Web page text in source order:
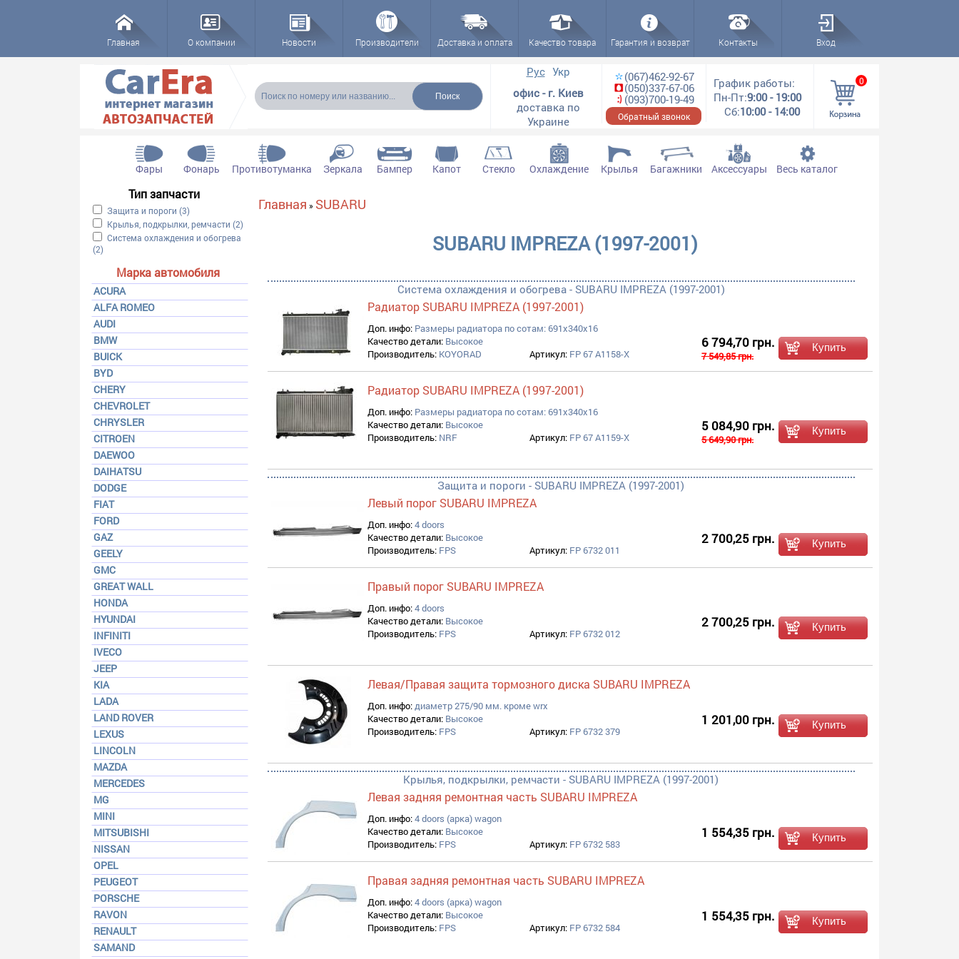
Главная О компании Новости Производители Доставка и оплата Качество товара Гарантия и возврат Контакты Вход
Рус Укр
офис - г. Киев
доставка по
Украине
(067)462-92-67
(050)337-67-06
(093)700-19-49
Обратный звонок
График работы:
Пн-Пт:9:00 - 19:00
Сб:10:00 - 14:00
0
Фары Фонарь Противотуманка Зеркала Бампер Капот Стекло Охлаждение Крылья Багажники Аксессуары Весь каталог
Тип запчасти
Apply Защита и пороги filter
Защита и пороги (3)Apply Защита и пороги filter
Apply Крылья, подкрылки, ремчасти filter
Крылья, подкрылки, ремчасти (2)Apply Крылья, подкрылки, ремчасти filter
Apply Система охлаждения и обогрева filter
Система охлаждения и обогрева
(2)
Марка автомобиля
ACURA
ALFA ROMEO
AUDI
BMW
BUICK
BYD
CHERY
CHEVROLET
CHRYSLER
CITROEN
DAEWOO
DAIHATSU
DODGE
FIAT
FORD
GAZ
GEELY
GMC
GREAT WALL
HONDA
HYUNDAI
INFINITI
IVECO
JEEP
KIA
LADA
LAND ROVER
LEXUS
LINCOLN
MAZDA
MERCEDES
MG
MINI
MITSUBISHI
NISSAN
OPEL
PEUGEOT
PORSCHE
RAVON
RENAULT
SAMAND
Вы здесь
Главная » SUBARU
SUBARU IMPREZA (1997-2001)
Система охлаждения и обогрева - SUBARU IMPREZA (1997-2001)
Радиатор SUBARU IMPREZA (1997-2001)
Доп. инфо: Размеры радиатора по сотам: 691x340x16
Качество детали: Высокое
Производитель: KOYORAD Артикул: FP 67 A1158-X
6 794,70 грн.
7 549,85 грн.
Радиатор SUBARU IMPREZA (1997-2001)
Доп. инфо: Размеры радиатора по сотам: 691x340x16
Качество детали: Высокое
Производитель: NRF Артикул: FP 67 A1159-X
5 084,90 грн.
5 649,90 грн.
Защита и пороги - SUBARU IMPREZA (1997-2001)
Левый порог SUBARU IMPREZA
Доп. инфо:4 doors
Качество детали: Высокое
Производитель: FPS Артикул: FP 6732 011
2 700,25 грн.
Правый порог SUBARU IMPREZA
Доп. инфо:4 doors
Качество детали: Высокое
Производитель: FPS Артикул: FP 6732 012
2 700,25 грн.
Левая/Правая защита тормозного диска SUBARU IMPREZA
Доп. инфо:диаметр 275/90 мм. кроме wrx
Качество детали: Высокое
Производитель: FPS Артикул: FP 6732 379
1 201,00 грн.
Крылья, подкрылки, ремчасти - SUBARU IMPREZA (1997-2001)
Левая задняя ремонтная часть SUBARU IMPREZA
Доп. инфо:4 doors (арка) wagon
Качество детали: Высокое
Производитель: FPS Артикул: FP 6732 583
1 554,35 грн.
Правая задняя ремонтная часть SUBARU IMPREZA
Доп. инфо:4 doors (арка) wagon
Качество детали: Высокое
Производитель: FPS Артикул: FP 6732 584
1 554,35 грн.